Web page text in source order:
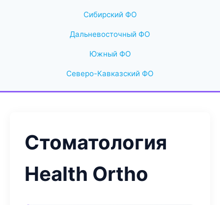
Сибирский ФО
Дальневосточный ФО
Южный ФО
Северо-Кавказский ФО
Стоматология
Health Ortho